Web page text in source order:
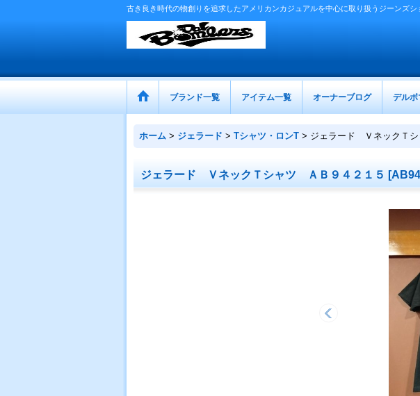
古き良き時代の物創りを追求したアメリカンカジュアルを中心に取り扱うジーンズシ
ブランド一覧 アイテム一覧 オーナーブログ デルボ
ホーム > ジェラード > Tシャツ・ロンT > ジェラード ＶネックＴ
ジェラード ＶネックＴシャツ ＡＢ９４２１５ [